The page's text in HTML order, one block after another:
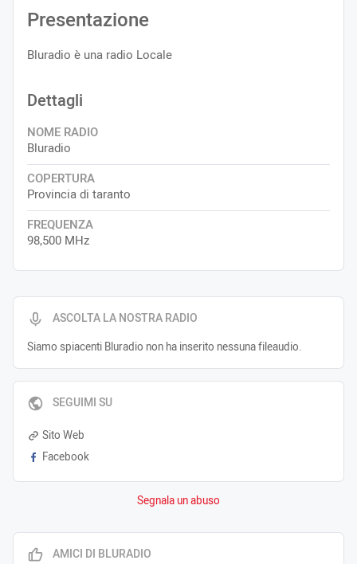
ASCOLTA LA NOSTRA RADIO
Siamo spiacenti Bluradio non ha inserito nessuna fileaudio.
SEGUIMI SU
Sito Web
Facebook
Segnala un abuso
Presentazione
Bluradio è una radio Locale
Dettagli
NOME RADIO
Bluradio
COPERTURA
Provincia di taranto
FREQUENZA
98,500 MHz
AMICI DI BLURADIO